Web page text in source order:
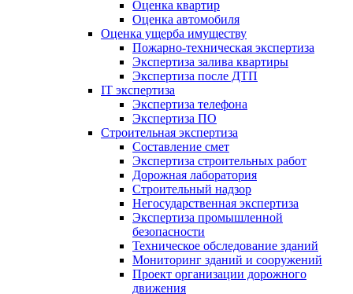
Оценка квартир
Оценка автомобиля
Оценка ущерба имуществу
Пожарно-техническая экспертиза
Экспертиза залива квартиры
Экспертиза после ДТП
IT экспертиза
Экспертиза телефона
Экспертиза ПО
Строительная экспертиза
Составление смет
Экспертиза строительных работ
Дорожная лаборатория
Строительный надзор
Негосударственная экспертиза
Экспертиза промышленной
безопасности
Техническое обследование зданий
Мониторинг зданий и сооружений
Проект организации дорожного
движения